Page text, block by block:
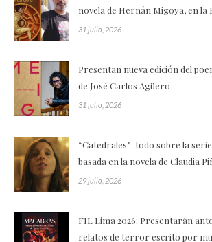
novela de Hernán Migoya, en la
31 julio, 2026
Presentan nueva edición del
de José Carlos Agüero
31 julio, 2026
“Catedrales”: todo sobre la
basada en la novela de Claudia
29 julio, 2026
FIL Lima 2026: Presentarán
relatos de terror escrito por